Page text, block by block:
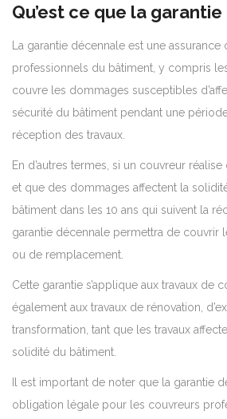
Qu’est ce que la
La garantie décennale est une
professionnels du bâtiment, y compris
couvre les dommages susceptibles
sécurité du bâtiment pendant une
réception des travaux.
En d’autres termes, si un couvreur
et que des dommages affectent la
bâtiment dans les 10 ans qui suivent la
garantie décennale permettra de couvrir
ou de remplacement.
Cette garantie s’applique aux travaux de
également aux travaux de rénovation,
transformation, tant que les travaux
solidité du bâtiment.
Il est important de noter que la garantie
obligation légale pour les couvreurs